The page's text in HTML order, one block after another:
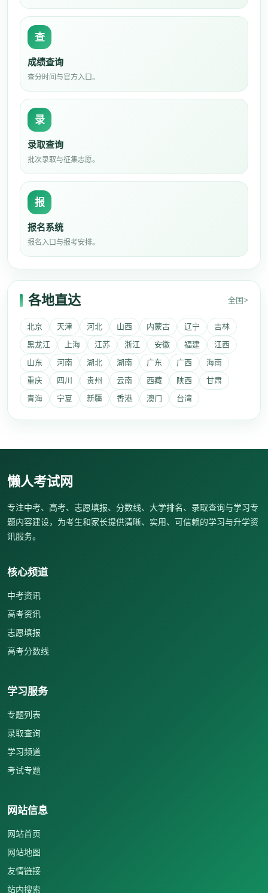
查
成绩查询
查分时间与官方入口。
录
录取查询
批次录取与征集志愿。
报
报名系统
报名入口与报考安排。
各地直达 全国>
北京 天津 河北 山西 内蒙古 辽宁
吉林
黑龙江
上海 江苏 浙江 安徽 福建
江西
山东
河南 湖北 湖南 广东 广西
海南
重庆
四川 贵州 云南 西藏 陕西
甘肃
青海
宁夏 新疆 香港 澳门 台湾
懒人考试网
专注中考、高考、志愿填报、分数线、大学排名、录取查询与学习专
题内容建设，为考生和家长提供清晰、实用、可信赖的学习与升学资
讯服务。
核心频道
中考资讯
高考资讯
志愿填报
高考分数线
学习服务
专题列表
录取查询
学习频道
考试专题
网站信息
网站首页
网站地图
友情链接
站内搜索